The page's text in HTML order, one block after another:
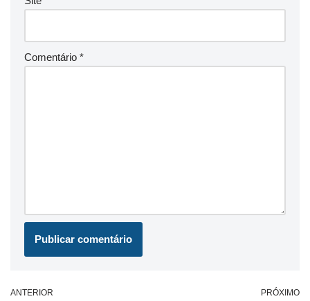
Comentário *
ANTERIOR PRÓXIMO